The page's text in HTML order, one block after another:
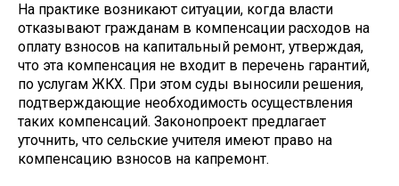
На практике возникают ситуации, когда власти
отказывают гражданам в компенсации расходов на
оплату взносов на капитальный ремонт, утверждая,
что эта компенсация не входит в перечень гарантий,
по услугам ЖКХ. При этом суды выносили решения,
подтверждающие необходимость осуществления
таких компенсаций. Законопроект предлагает
уточнить, что сельские учителя имеют право на
компенсацию взносов на капремонт.